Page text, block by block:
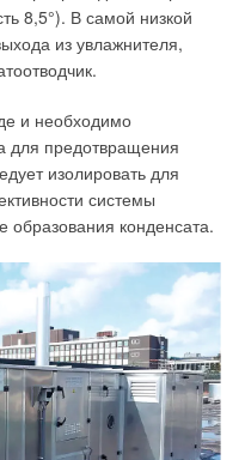
8,5°). В самой низкой
из увлажнителя,
и необходимо
для предотвращения
изолировать для
системы
образования конденсата.
) — реализуется
в том числе
Целью подготовки
программе является
по проектированию
конструктивных
с использованием
привлекаются
на эффективное
ресурсов,
энергии,
архитектуры
строительстве
сооружений,
и инструментальных
обследований
паспортов